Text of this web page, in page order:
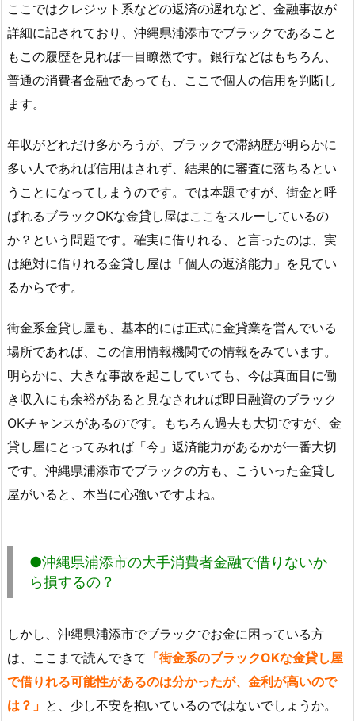
ここではクレジット系などの返済の遅れなど、金融事故が
詳細に記されており、沖縄県浦添市でブラックであること
もこの履歴を見れば一目瞭然です。銀行などはもちろん、
普通の消費者金融であっても、ここで個人の信用を判断し
ます。
年収がどれだけ多かろうが、ブラックで滞納歴が明らかに
多い人であれば信用はされず、結果的に審査に落ちるとい
うことになってしまうのです。では本題ですが、街金と呼
ばれるブラックOKな金貸し屋はここをスルーしているの
か？という問題です。確実に借りれる、と言ったのは、実
は絶対に借りれる金貸し屋は「個人の返済能力」を見てい
るからです。
街金系金貸し屋も、基本的には正式に金貸業を営んでいる
場所であれば、この信用情報機関での情報をみています。
明らかに、大きな事故を起こしていても、今は真面目に働
き収入にも余裕があると見なされれば即日融資のブラック
OKチャンスがあるのです。もちろん過去も大切ですが、金
貸し屋にとってみれば「今」返済能力があるかが一番大切
です。沖縄県浦添市でブラックの方も、こういった金貸し
屋がいると、本当に心強いですよね。
●沖縄県浦添市の大手消費者金融で借りないか
ら損するの？
しかし、沖縄県浦添市でブラックでお金に困っている方
は、ここまで読んできて 「街金系のブラックOKな金貸し屋
で借りれる可能性があるのは分かったが、金利が高いので
は？」 と、少し不安を抱いているのではないでしょうか。